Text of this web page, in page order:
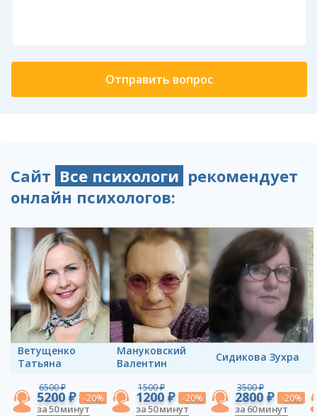
Сайт Все психологи рекомендует
онлайн психологов:
Ветущенко
Татьяна
6500 ₽
5200 ₽ -20%
за 50 минут
Мануковский
Валентин
1500 ₽
1200 ₽ -20%
за 50 минут
Сидикова Зухра
3500 ₽
2800 ₽ -20%
за 60 минут